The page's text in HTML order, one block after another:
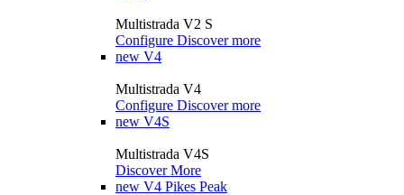
Multistrada V2 S
Configure Discover more
new V4
Multistrada V4
Configure Discover more
new V4S
Multistrada V4S
Discover More
new V4 Pikes Peak